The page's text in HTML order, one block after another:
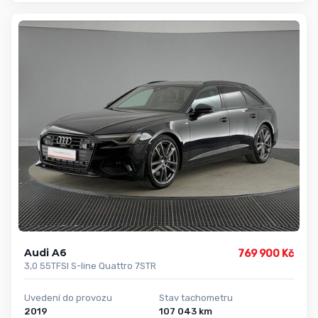
Audi A6
3,0 55TFSI S-line Quattro 7STR
769 900 Kč
Uvedení do provozu
2019
Stav tachometru
107 043 km